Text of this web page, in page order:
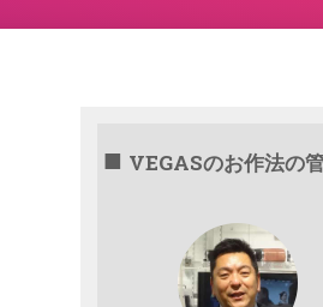
VEGASのお作法の